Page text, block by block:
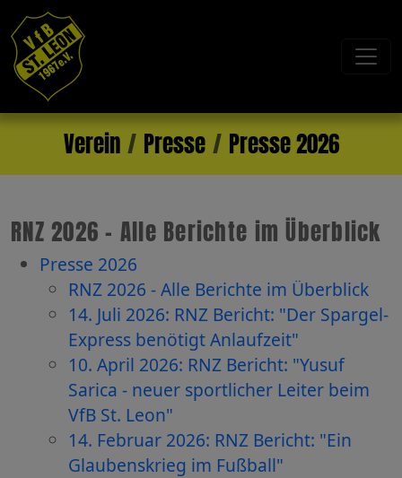
Verein Presse Presse 2026
RNZ 2026 - Alle Berichte im Überblick
Presse 2026
RNZ 2026 - Alle Berichte im Überblick
14. Juli 2026: RNZ Bericht: "Der Spargel-
Express benötigt Anlaufzeit"
10. April 2026: RNZ Bericht: "Yusuf
Sarica - neuer sportlicher Leiter beim
VfB St. Leon"
14. Februar 2026: RNZ Bericht: "Ein
Glaubenskrieg im Fußball"